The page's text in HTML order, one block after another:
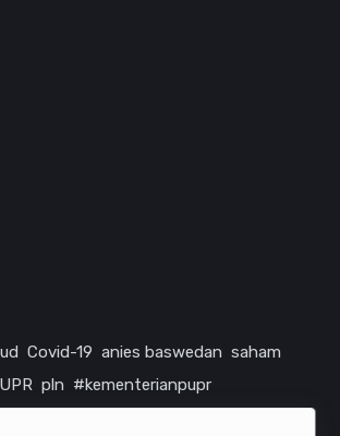
Covid-19 anies baswedan saham
pln #kementerianpupr